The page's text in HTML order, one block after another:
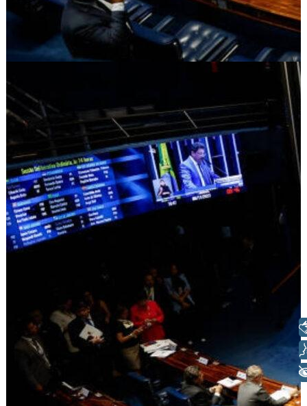
Voz
+ Acessibilidade